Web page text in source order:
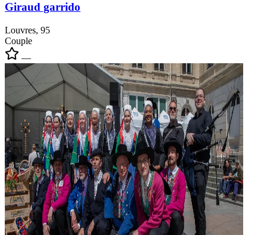
Giraud garrido
Louvres, 95
Couple
—